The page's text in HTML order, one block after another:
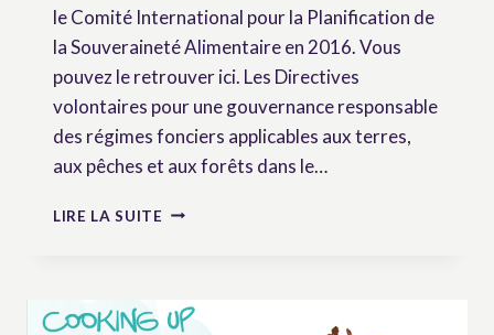
le Comité International pour la Planification de
la Souveraineté Alimentaire en 2016. Vous
pouvez le retrouver ici. Les Directives
volontaires pour une gouvernance responsable
des régimes fonciers applicables aux terres,
aux pêches et aux forêts dans le…
LIRE LA SUITE MANUEL
LA